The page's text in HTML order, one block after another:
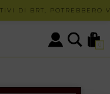
DI BRT, POTREBBERO
0